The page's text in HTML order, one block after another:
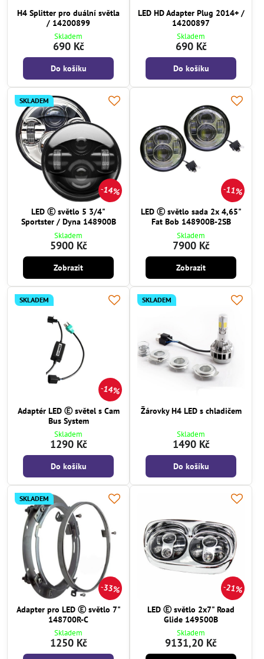
H4 Splitter pro duální světla
/ 14200899
Skladem
690 Kč
Do košíku
LED HD Adapter Plug 2014+ /
14200897
Skladem
690 Kč
Do košíku
14%
SKLADEM
LED Ⓔ světlo 5 3/4"
Sportster / Dyna 148900B
Skladem
5900 Kč
Zobrazit
11%
LED Ⓔ světlo sada 2x 4,65"
Fat Bob 148900B-2SB
Skladem
7900 Kč
Zobrazit
14%
SKLADEM
Adaptér LED Ⓔ světel s Cam
Bus System
Skladem
1290 Kč
Do košíku
SKLADEM
Žárovky H4 LED s chladičem
Skladem
1490 Kč
Do košíku
33%
SKLADEM
Adapter pro LED Ⓔ světlo 7"
148700R-C
Skladem
1250 Kč
21%
LED Ⓔ světlo 2x7" Road
Glide 149500B
Skladem
9131,20 Kč